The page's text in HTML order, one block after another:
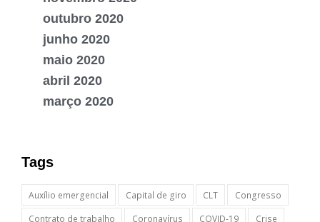
outubro 2020
junho 2020
maio 2020
abril 2020
março 2020
Tags
Auxílio emergencial Capital de giro CLT
Congresso
Contrato de trabalho
Coronavírus COVID-19
Crise